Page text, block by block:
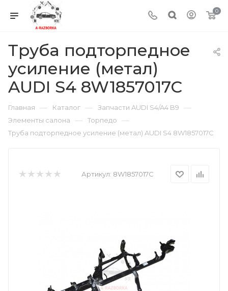
0
Труба подторпедное
усиление (метал)
AUDI S4 8W1857017C
Главная — Каталог — Запчасти AUDI S4/A4 B9 —
Элементы салона — Торпедо —
Труба подторпедное усиление (метал) AUDI S4 8W1857017C
Артикул: 8W1857017C